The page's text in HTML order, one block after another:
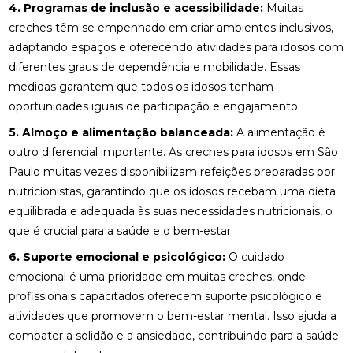
4. Programas de inclusão e acessibilidade: Muitas
creches têm se empenhado em criar ambientes inclusivos,
adaptando espaços e oferecendo atividades para idosos com
diferentes graus de dependência e mobilidade. Essas
medidas garantem que todos os idosos tenham
oportunidades iguais de participação e engajamento.
5. Almoço e alimentação balanceada: A alimentação é
outro diferencial importante. As creches para idosos em São
Paulo muitas vezes disponibilizam refeições preparadas por
nutricionistas, garantindo que os idosos recebam uma dieta
equilibrada e adequada às suas necessidades nutricionais, o
que é crucial para a saúde e o bem-estar.
6. Suporte emocional e psicológico: O cuidado
emocional é uma prioridade em muitas creches, onde
profissionais capacitados oferecem suporte psicológico e
atividades que promovem o bem-estar mental. Isso ajuda a
combater a solidão e a ansiedade, contribuindo para a saúde